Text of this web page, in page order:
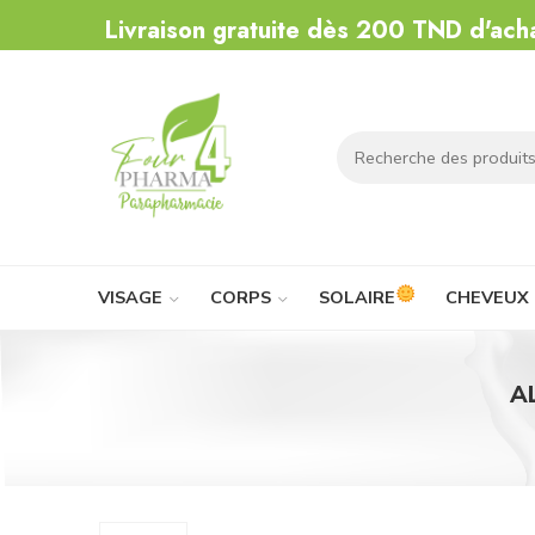
Livraison gratuite dès 200 TND
VISAGE CORPS SOLAIRE CHEVEUX